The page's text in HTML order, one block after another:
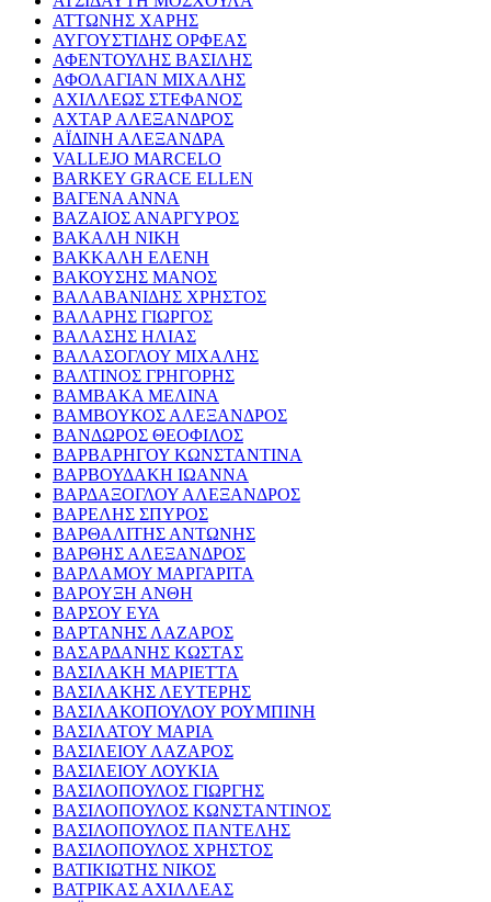
ΑΤΤΩΝΗΣ ΧΑΡΗΣ
ΑΥΓΟΥΣΤΙΔΗΣ ΟΡΦΕΑΣ
ΑΦΕΝΤΟΥΛΗΣ ΒΑΣΙΛΗΣ
ΑΦΟΛΑΓΙΑΝ ΜΙΧΑΛΗΣ
ΑΧΙΛΛΕΩΣ ΣΤΕΦΑΝΟΣ
ΑΧΤΑΡ ΑΛΕΞΑΝΔΡΟΣ
ΑΪΔΙΝΗ ΑΛΕΞΑΝΔΡΑ
VALLEJO MARCELO
BARKEY GRACE ELLEN
ΒΑΓΕΝΑ ΑΝΝΑ
ΒΑΖΑΙΟΣ ΑΝΑΡΓΥΡΟΣ
ΒΑΚΑΛΗ ΝΙΚΗ
ΒΑΚΚΑΛΗ ΕΛΕΝΗ
ΒΑΚΟΥΣΗΣ ΜΑΝΟΣ
ΒΑΛΑΒΑΝΙΔΗΣ ΧΡΗΣΤΟΣ
ΒΑΛΑΡΗΣ ΓΙΩΡΓΟΣ
ΒΑΛΑΣΗΣ ΗΛΙΑΣ
ΒΑΛΑΣΟΓΛΟΥ ΜΙΧΑΛΗΣ
ΒΑΛΤΙΝΟΣ ΓΡΗΓΟΡΗΣ
ΒΑΜΒΑΚΑ ΜΕΛΙΝΑ
ΒΑΜΒΟΥΚΟΣ ΑΛΕΞΑΝΔΡΟΣ
ΒΑΝΔΩΡΟΣ ΘΕΟΦΙΛΟΣ
ΒΑΡΒΑΡΗΓΟΥ ΚΩΝΣΤΑΝΤΙΝΑ
ΒΑΡΒΟΥΔΑΚΗ ΙΩΑΝΝΑ
ΒΑΡΔΑΞΟΓΛΟΥ ΑΛΕΞΑΝΔΡΟΣ
ΒΑΡΕΛΗΣ ΣΠΥΡΟΣ
ΒΑΡΘΑΛΙΤΗΣ ΑΝΤΩΝΗΣ
ΒΑΡΘΗΣ ΑΛΕΞΑΝΔΡΟΣ
ΒΑΡΛΑΜΟΥ ΜΑΡΓΑΡΙΤΑ
ΒΑΡΟΥΞΗ ΑΝΘΗ
ΒΑΡΣΟΥ ΕΥΑ
ΒΑΡΤΑΝΗΣ ΛΑΖΑΡΟΣ
ΒΑΣΑΡΔΑΝΗΣ ΚΩΣΤΑΣ
ΒΑΣΙΛΑΚΗ ΜΑΡΙΕΤΤΑ
ΒΑΣΙΛΑΚΗΣ ΛΕΥΤΕΡΗΣ
ΒΑΣΙΛΑΚΟΠΟΥΛΟΥ ΡΟΥΜΠΙΝΗ
ΒΑΣΙΛΑΤΟΥ ΜΑΡΙΑ
ΒΑΣΙΛΕΙΟΥ ΛΑΖΑΡΟΣ
ΒΑΣΙΛΕΙΟΥ ΛΟΥΚΙΑ
ΒΑΣΙΛΟΠΟΥΛΟΣ ΓΙΩΡΓΗΣ
ΒΑΣΙΛΟΠΟΥΛΟΣ ΚΩΝΣΤΑΝΤΙΝΟΣ
ΒΑΣΙΛΟΠΟΥΛΟΣ ΠΑΝΤΕΛΗΣ
ΒΑΣΙΛΟΠΟΥΛΟΣ ΧΡΗΣΤΟΣ
ΒΑΤΙΚΙΩΤΗΣ ΝΙΚΟΣ
ΒΑΤΡΙΚΑΣ ΑΧΙΛΛΕΑΣ